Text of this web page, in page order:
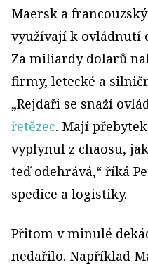
Maersk a
využívají k ovládnutí
Za miliardy dolarů
firmy, letecké a
„Rejdaři se snaží
řetězec. Mají
vyplynul z chaosu,
teď odehrává,“ říká
spedice a logistiky.
Přitom v minulé
nedařilo. Například